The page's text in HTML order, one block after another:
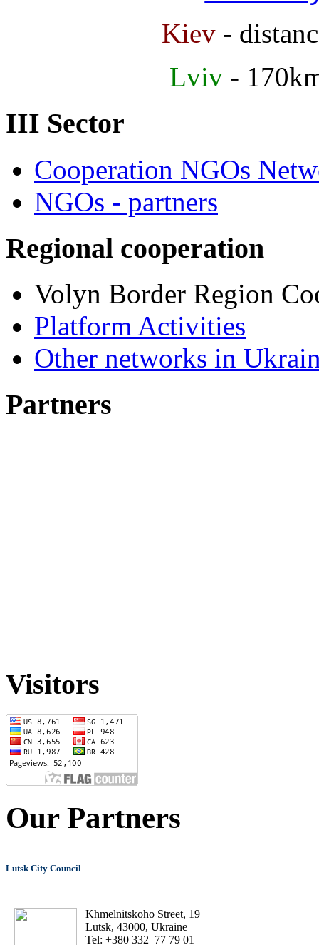
Kiev -
Lviv -
III Sector
Cooperation NGOs
NGOs - partners
Regional cooperation
Volyn Border Region
Platform Activities
Other networks in
Partners
Visitors
Our Partners
Lutsk City Council
Khmelnitskoho Street, 19
Lutsk, 43000, Ukraine
Tel: +380 332 77 79 01